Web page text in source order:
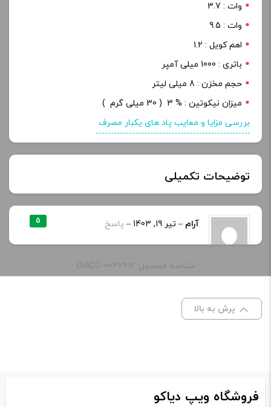
وات : 3.7
وات : 9.5
اهم کویل : 1.2
باتری : 1000 میلی آمپر
حجم مخزن : 8 میلی لیتر
میزان نیکوتین : % 3 ( 30 میلی گرم )
بررسی مزایا و معایب پاد های یکبار مصرف
توضیحات تکمیلی
باتری 1000 میلی امپر بر ساعت
طعم: سیب یخ
5 آرام – تیر 19, 1403 – پاسخ
فقط حیف زود تموم شد
شناسه محصول: DIACO-0032612
پرش به بالا
فروشگاه ویپ دیاکو